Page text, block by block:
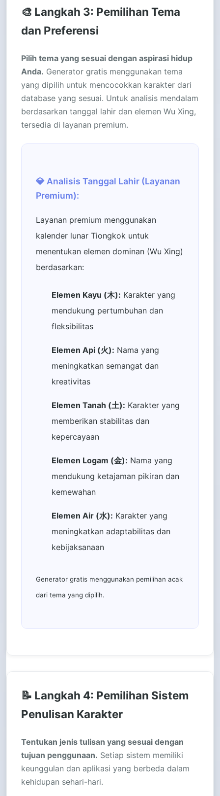
🎨 Langkah 3: Pemilihan Tema
dan Preferensi
Pilih tema yang sesuai dengan aspirasi hidup
Anda. Generator gratis menggunakan tema
yang dipilih untuk mencocokkan karakter dari
database yang sesuai. Untuk analisis mendalam
berdasarkan tanggal lahir dan elemen Wu Xing,
tersedia di layanan premium.
💎 Analisis Tanggal Lahir (Layanan
Premium):
Layanan premium menggunakan
kalender lunar Tiongkok untuk
menentukan elemen dominan (Wu Xing)
berdasarkan:
Elemen Kayu (木): Karakter yang
mendukung pertumbuhan dan
fleksibilitas
Elemen Api (火): Nama yang
meningkatkan semangat dan
kreativitas
Elemen Tanah (土): Karakter yang
memberikan stabilitas dan
kepercayaan
Elemen Logam (金): Nama yang
mendukung ketajaman pikiran dan
kemewahan
Elemen Air (水): Karakter yang
meningkatkan adaptabilitas dan
kebijaksanaan
Generator gratis menggunakan pemilihan acak
dari tema yang dipilih.
📝 Langkah 4: Pemilihan Sistem
Penulisan Karakter
Tentukan jenis tulisan yang sesuai dengan
tujuan penggunaan. Setiap sistem memiliki
keunggulan dan aplikasi yang berbeda dalam
kehidupan sehari-hari.